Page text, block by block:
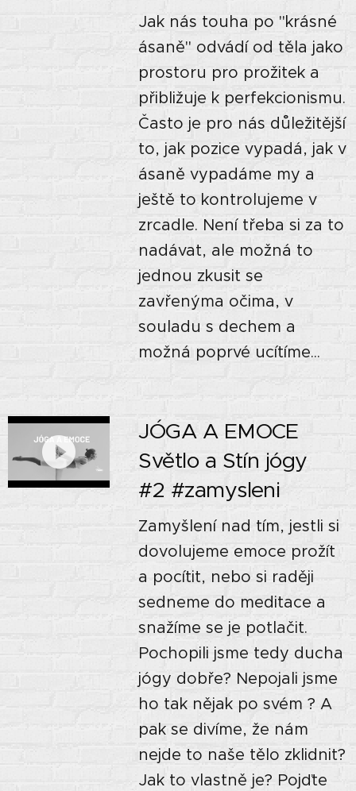
Jak nás touha po "krásné
ásaně" odvádí od těla jako
prostoru pro prožitek a
přibližuje k perfekcionismu.
Často je pro nás důležitější
to, jak pozice vypadá, jak v
ásaně vypadáme my a
ještě to kontrolujeme v
zrcadle. Není třeba si za to
nadávat, ale možná to
jednou zkusit se
zavřenýma očima, v
souladu s dechem a
možná poprvé ucítíme...
JÓGA A EMOCE 🙏🏼
Světlo a Stín jógy🌘
#2 #zamysleni
Zamyšlení nad tím, jestli si
dovolujeme emoce prožít
a pocítit, nebo si raději
sedneme do meditace a
snažíme se je potlačit.
Pochopili jsme tedy ducha
jógy dobře? Nepojali jsme
ho tak nějak po svém ? A
pak se divíme, že nám
nejde to naše tělo zklidnit?
Jak to vlastně je? Pojďte